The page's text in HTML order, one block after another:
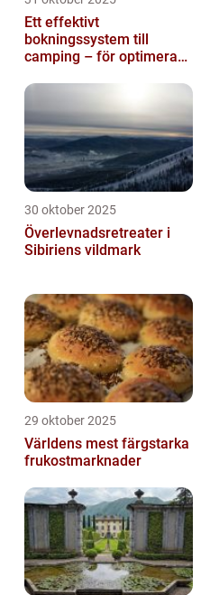
Ett effektivt
bokningssystem till
camping – för optimerad
30 oktober 2025
Överlevnadsretreater i
Sibiriens vildmark
29 oktober 2025
Världens mest färgstarka
frukostmarknader